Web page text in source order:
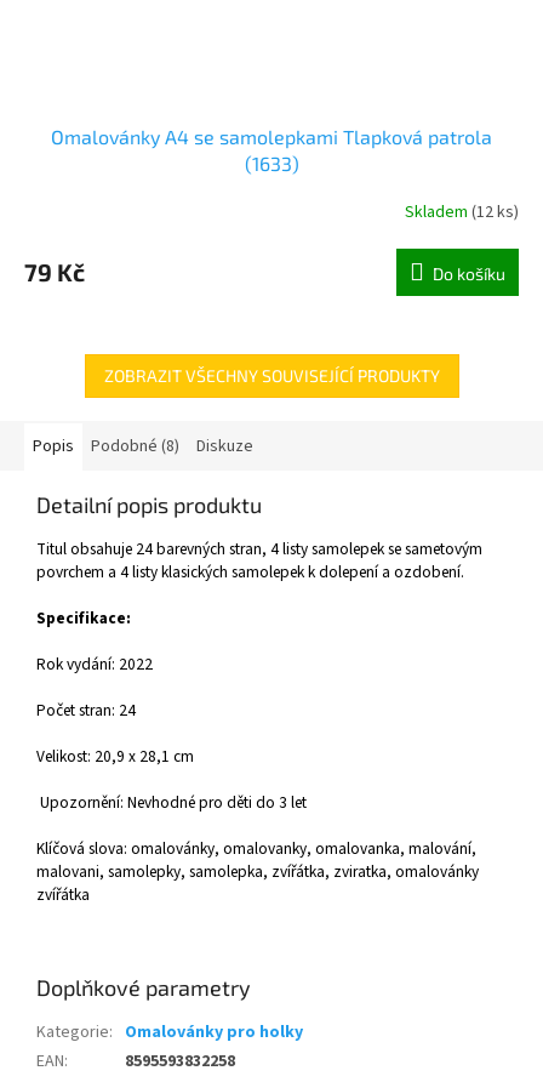
Omalovánky A4 se samolepkami Tlapková patrola
(1633)
Skladem (12 ks)
79 Kč Do košíku
ZOBRAZIT VŠECHNY SOUVISEJÍCÍ PRODUKTY
Popis Podobné (8) Diskuze
Detailní popis produktu
Titul obsahuje 24 barevných stran, 4 listy samolepek se sametovým
povrchem a 4 listy klasických samolepek k dolepení a ozdobení.
Specifikace:
Rok vydání: 2022
Počet stran: 24
Velikost: 20,9 x 28,1 cm
Upozornění: Nevhodné pro děti do 3 let
Klíčová slova: omalovánky, omalovanky, omalovanka, malování,
malovani, samolepky, samolepka, zvířátka, zviratka, omalovánky
zvířátka
Doplňkové parametry
Kategorie: Omalovánky pro holky
EAN: 8595593832258